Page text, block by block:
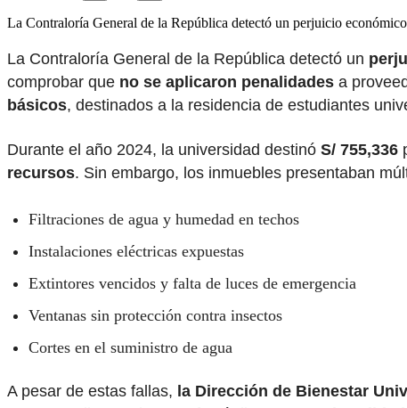
La Contraloría General de la República detectó un perjuicio
La Contraloría General de la República detectó un
comprobar que no se aplicaron penalidades a
básicos, destinados a la residencia de estudiantes
Durante el año 2024, la universidad destinó S/ 755,336
recursos. Sin embargo, los inmuebles presentaban
Filtraciones de agua y humedad en techos
Instalaciones eléctricas expuestas
Extintores vencidos y falta de luces de emergencia
Ventanas sin protección contra insectos
Cortes en el suministro de agua
A pesar de estas fallas, la Dirección de Bienestar